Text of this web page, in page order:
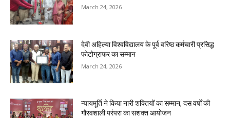
March 24, 2026
देवी अहिल्या विश्वविद्यालय के पूर्व वरिष्ठ कर्मचारी प्रसिद्ध
फोटोग्राफर का सम्मान
March 24, 2026
न्यायमूर्ति ने किया नारी शक्तियों का सम्मान, दस वर्षों की
गौरवशाली परंपरा का सशक्त आयोजन